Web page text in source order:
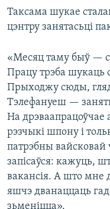
Таксама шукае
цэнтру занятасьці
«Месяц таму быў —
Працу трэба
Прыходжу сюды,
Тэлефануеш —
На дрэваапрацоўчае
рэзчыкі шпону і
патрэбны вайсковай
запісаўся: кажуць,
вакансія. А што мне
яшчэ дванаццаць
зьменіцца».